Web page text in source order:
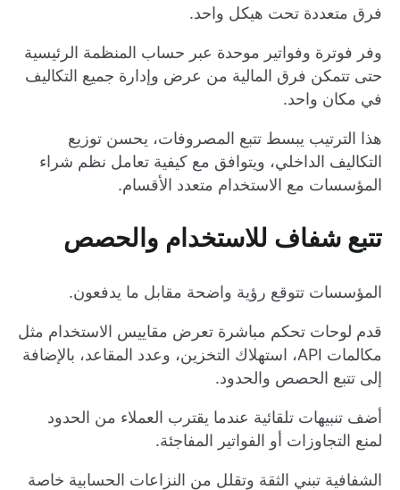
فرق متعددة تحت هيكل واحد.
وفر فوترة وفواتير موحدة عبر حساب المنظمة الرئيسية
حتى تتمكن فرق المالية من عرض وإدارة جميع التكاليف
في مكان واحد.
هذا الترتيب يبسط تتبع المصروفات، يحسن توزيع
التكاليف الداخلي، ويتوافق مع كيفية تعامل نظم شراء
المؤسسات مع الاستخدام متعدد الأقسام.
تتبع شفاف للاستخدام والحصص
المؤسسات تتوقع رؤية واضحة مقابل ما يدفعون.
قدم لوحات تحكم مباشرة تعرض مقاييس الاستخدام مثل
مكالمات API، استهلاك التخزين، وعدد المقاعد، بالإضافة
إلى تتبع الحصص والحدود.
أضف تنبيهات تلقائية عندما يقترب العملاء من الحدود
لمنع التجاوزات أو الفواتير المفاجئة.
الشفافية تبني الثقة وتقلل من النزاعات الحسابية خاصة